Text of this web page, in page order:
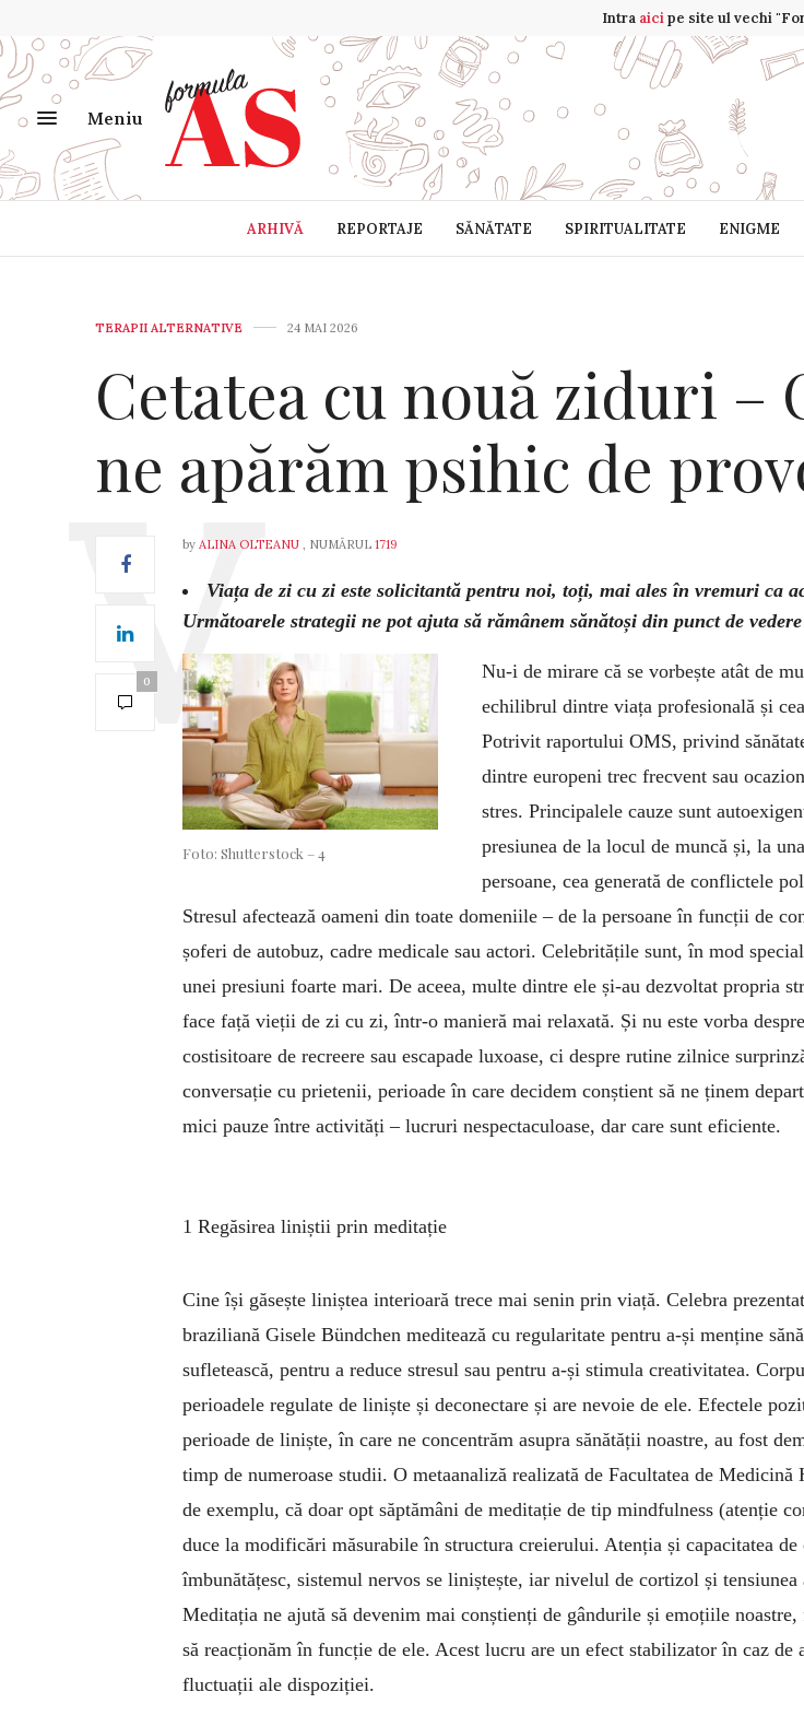
Intra aicipe site ul vechi
Meniu
ARHIVĂ REPORTAJE SĂNĂTATE SPIRITUALITATE ENIGME
TERAPII ALTERNATIVE 24 MAI 2026
Cetatea cu nouă ziduri –
ne apărăm psihic de
0
by ALINA OLTEANU , NUMĂRUL 1719
Viața de zi cu zi este solicitantă pentru noi, toți, mai ales în vremuri ca
Următoarele strategii ne pot ajuta să rămânem sănătoși din punct de
Foto: Shutterstock – 4
Nu-i de mirare că se vorbește atât de
echilibrul dintre viața profesională și
Potrivit raportului OMS, privind
dintre europeni trec frecvent sau
stres. Principalele cauze sunt
presiunea de la locul de muncă și, la
persoane, cea generată de conflictele
Stresul afectează oameni din toate domeniile – de la persoane în funcții de
șoferi de autobuz, cadre medicale sau actori. Celebritățile sunt, în mod
unei presiuni foarte mari. De aceea, multe dintre ele și-au dezvoltat propria
face față vieții de zi cu zi, într-o manieră mai relaxată. Și nu este vorba
costisitoare de recreere sau escapade luxoase, ci despre rutine zilnice
conversație cu prietenii, perioade în care decidem conștient să ne ținem
mici pauze între activități – lucruri nespectaculoase, dar care sunt eficiente.
1 Regăsirea liniștii prin meditație
Cine își găsește liniștea interioară trece mai senin prin viață. Celebra
braziliană Gisele Bündchen meditează cu regularitate pentru a-și menține
sufletească, pentru a reduce stresul sau pentru a-și stimula creativitatea.
perioadele regulate de liniște și deconectare și are nevoie de ele. Efectele
perioade de liniște, în care ne concentrăm asupra sănătății noastre, au fost
timp de numeroase studii. O metaanaliză realizată de Facultatea de Medicină
de exemplu, că doar opt săptămâni de meditație de tip mindfulness (atenție
duce la modificări măsurabile în structura creierului. Atenția și capacitatea de
îmbunătățesc, sistemul nervos se liniștește, iar nivelul de cortizol și tensiunea
Meditația ne ajută să devenim mai conștienți de gândurile și emoțiile noastre,
să reacționăm în funcție de ele. Acest lucru are un efect stabilizator în caz de
fluctuații ale dispoziției.